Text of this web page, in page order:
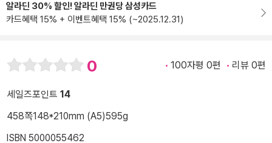
알라딘 30% 할인! 알라딘 만권당 삼성카드
카드혜택 15% + 이벤트혜택 15% (~2025.12.31)
0 100자평 0편 리뷰 0편
세일즈포인트 14
458쪽148*210mm (A5)595g
ISBN 5000055462